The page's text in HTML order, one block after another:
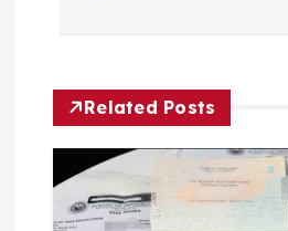
航
Related Posts